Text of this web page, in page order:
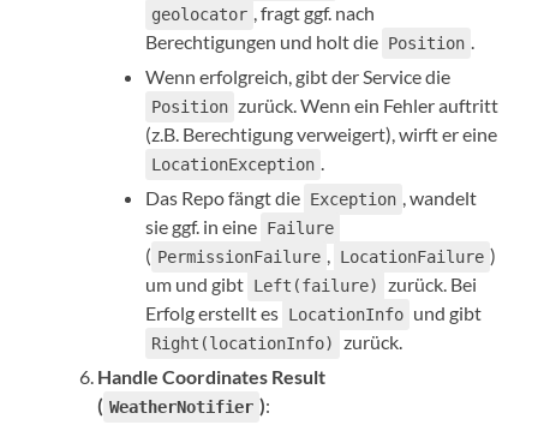
geolocator , fragt ggf. nach
Berechtigungen und holt die Position .
Wenn erfolgreich, gibt der Service die
Position zurück. Wenn ein Fehler auftritt
(z.B. Berechtigung verweigert), wirft er eine
LocationException .
Das Repo fängt die Exception , wandelt
sie ggf. in eine Failure
( PermissionFailure , LocationFailure )
um und gibt Left(failure)
zurück. Bei
Erfolg erstellt es LocationInfo und gibt
Right(locationInfo)
zurück.
Handle Coordinates Result
( WeatherNotifier ):